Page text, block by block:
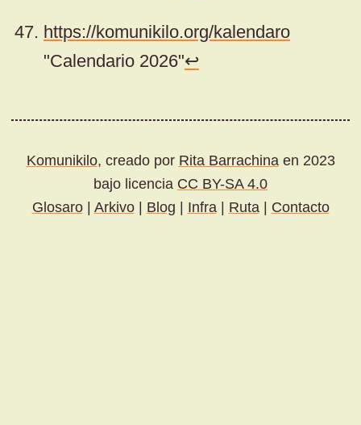
https://komunikilo.org/kalendaro
"Calendario 2026"↩
Komunikilo, creado por Rita Barrachinaen 2023
bajo licencia CC BY-SA 4.0
Glosaro| Arkivo| Blog Infra| Ruta| Contacto